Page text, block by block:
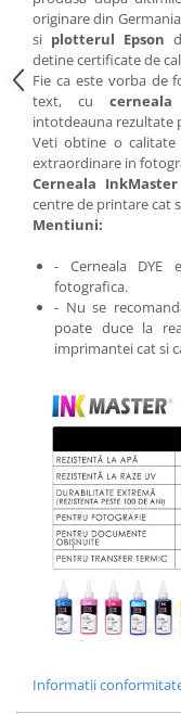
originare din
si plotterul Epson
detine certificate de
Fie ca este vorba de
text, cu
intotdeauna rezultate
Veti obtine o
extraordinare in
Cerneala InkMaster
centre de printare cat
Mentiuni:
- Cerneala DYE
fotografica.
- Nu se
poate duce la
imprimantei cat si
Informatii